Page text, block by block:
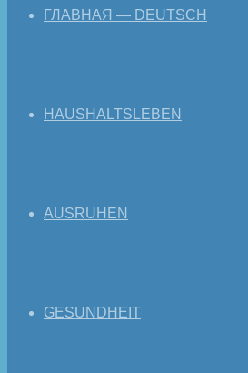
ГЛАВНАЯ — DEUTSCH
HAUSHALTSLEBEN
AUSRUHEN
GESUNDHEIT